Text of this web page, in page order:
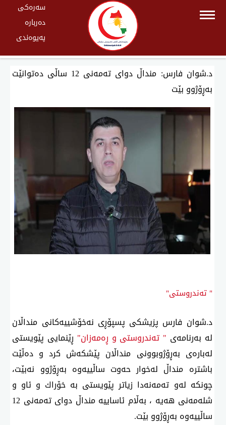
سەرەکی
دەربارە
پەیوەندی
د.شوان فارس: منداڵ دوای تەمەنی 12 ساڵی دەتوانێت
بەڕۆژوو بێت
" تەندروستی"
د.شوان فارس پزیشكی پسپۆڕی نەخۆشییەكانی منداڵان
لە بەرنامەی " تەندروستی و ڕەمەزان" ڕێنمایی پێویستی
لەبارەی بەڕۆژوبوونی منداڵان پێشكەش كرد و دەڵێت
باشترە منداڵ لەخوار حەوت ساڵییەوە بەڕۆژوو نەبێت،
چونكە لەو تەمەنەدا زیاتر پێویستی بە خۆراك و ئاو و
شلەمەنی هەیە ، بەڵام ئاساییە منداڵ دوای تەمەنی 12
ساڵییەوە بەڕۆژوو بێت.